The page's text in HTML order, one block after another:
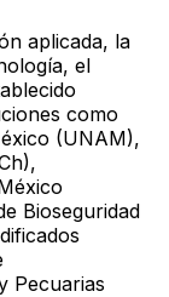
aplicada, la
el
como
(UNAM),
Bioseguridad
Pecuarias